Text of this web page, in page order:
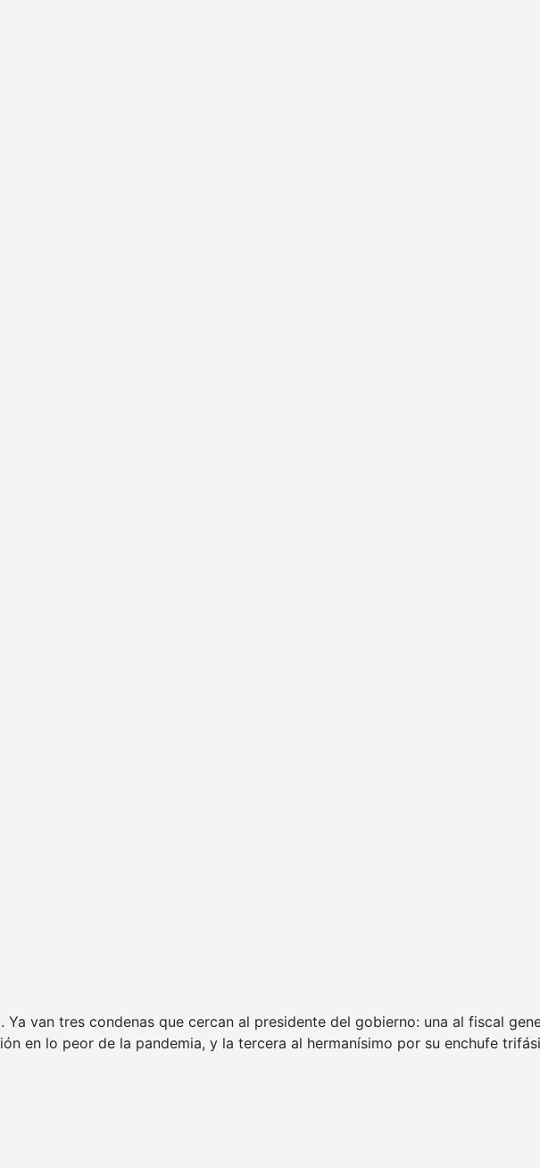
Ya van tres condenas que cercan al presidente del gobierno: una al fiscal
en lo peor de la pandemia, y la tercera al hermanísimo por su enchufe